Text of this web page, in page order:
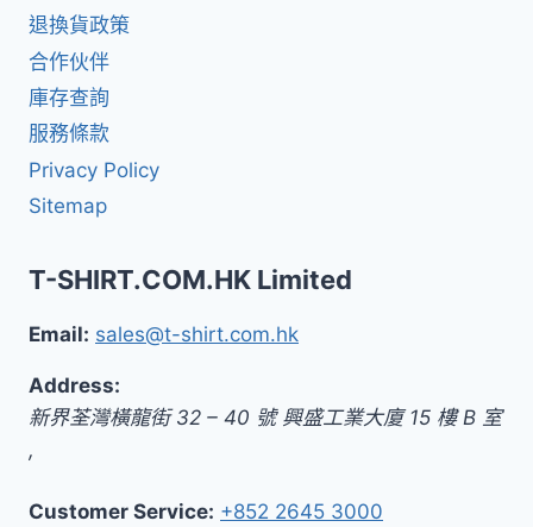
退換貨政策
合作伙伴
庫存查詢
服務條款
Privacy Policy
Sitemap
T-SHIRT.COM.HK Limited
Email: sales@t-shirt.com.hk
Address:
新界荃灣橫龍街 32 – 40 號 興盛工業大廈 15 樓 B 室
,
Customer Service: +852 2645 3000